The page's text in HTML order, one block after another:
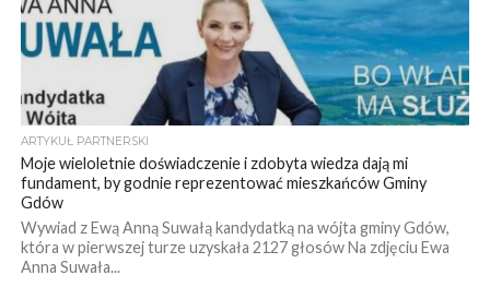
ARTYKUŁ PARTNERSKI
Moje wieloletnie doświadczenie i zdobyta wiedza dają mi
fundament, by godnie reprezentować mieszkańców Gminy
Gdów
Wywiad z Ewą Anną Suwałą kandydatką na wójta gminy Gdów,
która w pierwszej turze uzyskała 2127 głosów Na zdjęciu Ewa
Anna Suwała...